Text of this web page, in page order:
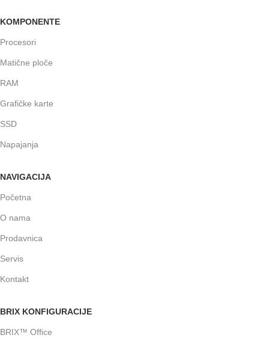
KOMPONENTE
Procesori
Matične ploče
RAM
Grafičke karte
SSD
Napajanja
NAVIGACIJA
Početna
O nama
Prodavnica
Servis
Kontakt
BRIX KONFIGURACIJE
BRIX™ Office